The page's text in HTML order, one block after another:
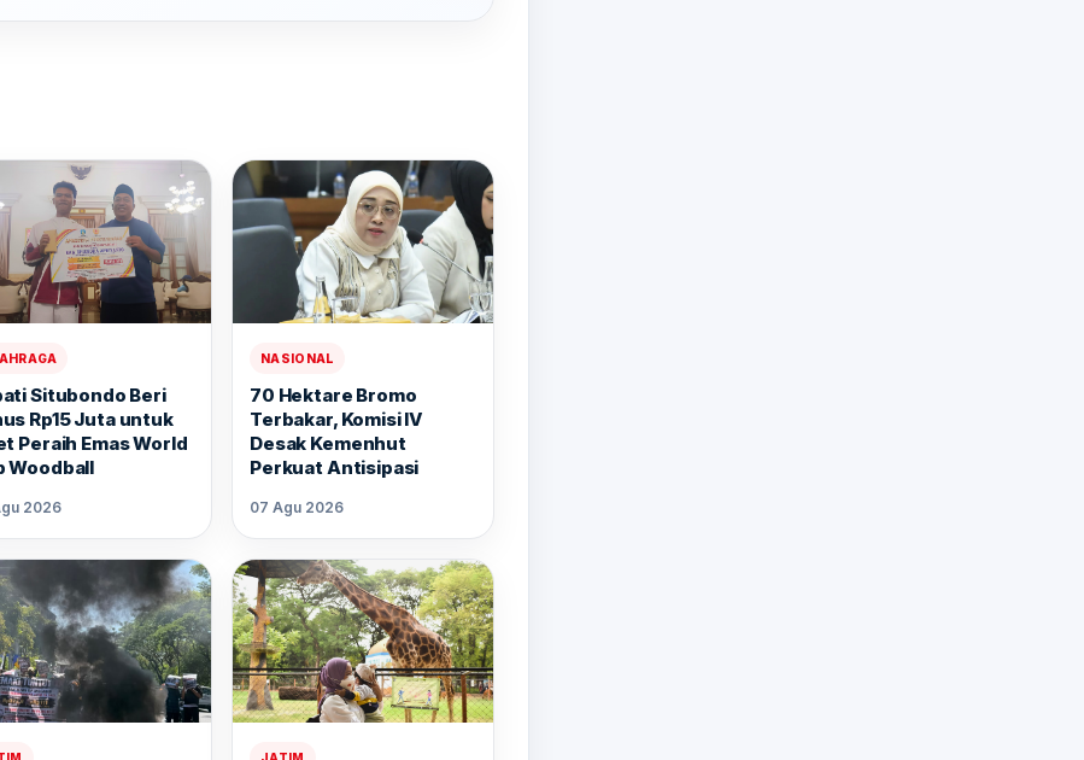
Situbondo Beri
Rp15 Juta untuk
Peraih Emas World
Woodball
2026
NASIONAL
70 Hektare Bromo
Terbakar, Komisi IV
Desak Kemenhut
Perkuat Antisipasi
07 Agu 2026